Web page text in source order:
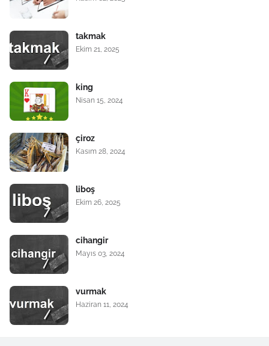
takmak
Ekim 21, 2025
king
Nisan 15, 2024
çiroz
Kasım 28, 2024
liboş
Ekim 26, 2025
cihangir
Mayıs 03, 2024
vurmak
Haziran 11, 2024